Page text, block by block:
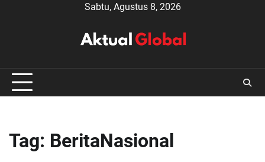
Sabtu, Agustus 8, 2026
Tag: BeritaNasional